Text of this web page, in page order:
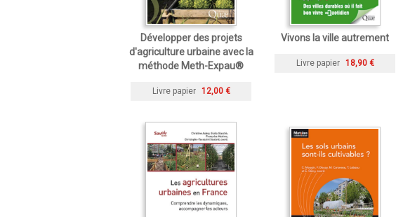
Développer des projets
d'agriculture urbaine avec la
méthode Meth-Expau®
Livre papier 12,00 €
Vivons la ville autrement
Livre papier 18,90 €